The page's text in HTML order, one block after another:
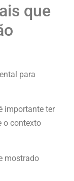
que
para
importante ter
o contexto
mostrado